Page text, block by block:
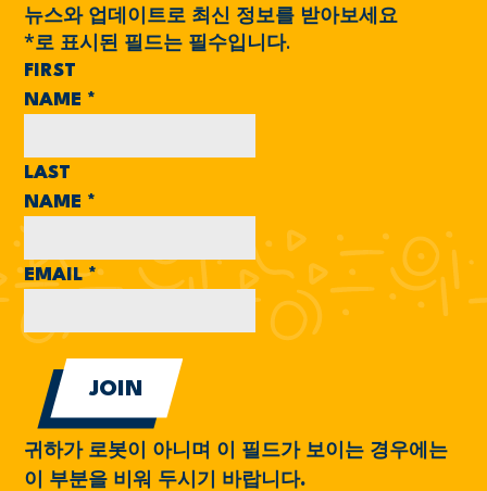
뉴스와 업데이트로 최신 정보를 받아보세요
*로 표시된 필드는 필수입니다.
FIRST
NAME *
LAST
NAME *
EMAIL*
귀하가 로봇이 아니며 이 필드가 보이는 경우에는
이 부분을 비워 두시기 바랍니다.